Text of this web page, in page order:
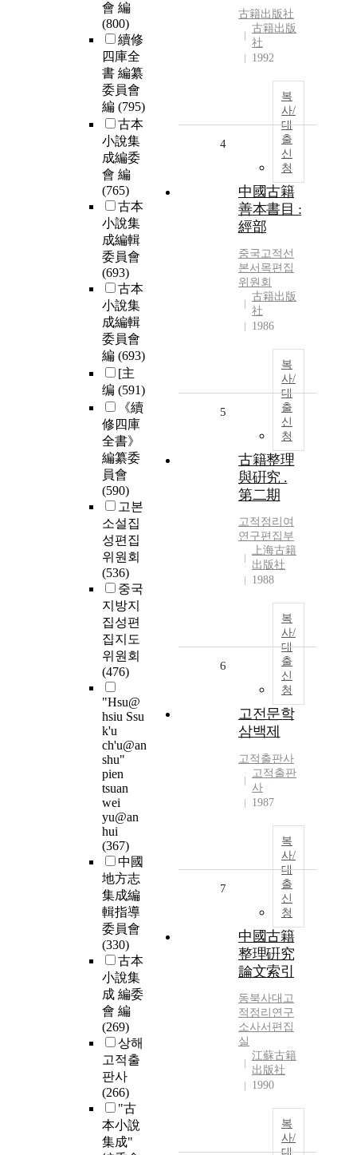
會 編
(800)
續修
四庫全
書 編纂
委員會
編 (795)
古本
小說集
成編委
會 編
(765)
古本
小說集
成編輯
委員會
(693)
古本
小說集
成編輯
委員會
編 (693)
[主
编 (591)
《續
修四庫
全書》
編纂委
員會
(590)
고본
소설집
성편집
위원회
(536)
중국
지방지
집성편
집지도
위원회
(476)
"Hsu@
hsiu Ssu
k'u
ch'u@an
shu"
pien
tsuan
wei
yu@an
hui
(367)
中國
地方志
集成編
輯指導
委員會
(330)
古本
小說集
成 編委
會 編
(269)
상해
고적출
판사
(266)
"古
本小說
集成"
古籍出版社
古籍出版
社
1992
복
사/
대
출
신
청
4
中國古籍
善本書目 :
經部
중국고적선
본서목편집
위원회
古籍出版
社
1986
복
사/
대
출
신
청
5
古籍整理
與硏究 .
第二期
고적정리여
연구편집부
上海古籍
出版社
1988
복
사/
대
출
신
청
6
고전문학
삼백제
고적출판사
고적출판
사
1987
복
사/
대
출
신
청
7
中國古籍
整理硏究
論文索引
동북사대고
적정리연구
소사서편집
실
江蘇古籍
出版社
1990
복
사/
대